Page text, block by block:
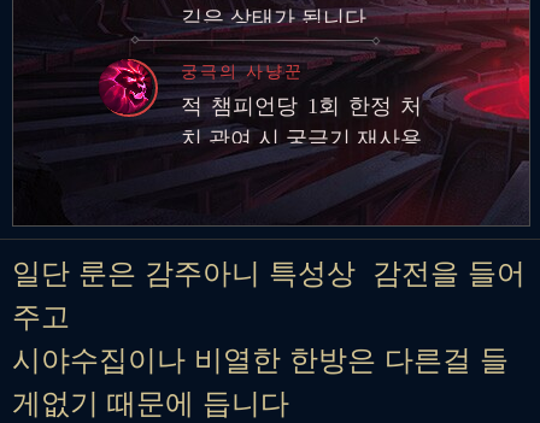
깊은 상태가 됩니다.
궁극의 사냥꾼
적 챔피언당 1회 한정 처
치 관여 시 궁극기 재사용
대기시간 영구 감소
일단 룬은 감주아니 특성상 감전을 들어
주고
시야수집이나 비열한 한방은 다른걸 들
게없기 때문에 듭니다